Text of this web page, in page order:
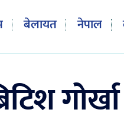
बेलायत नेपाल